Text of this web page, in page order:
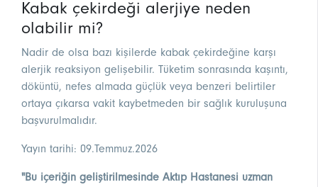
Kabak çekirdeği alerjiye neden
olabilir mi?
Nadir de olsa bazı kişilerde kabak çekirdeğine karşı
alerjik reaksiyon gelişebilir. Tüketim sonrasında kaşıntı,
döküntü, nefes almada güçlük veya benzeri belirtiler
ortaya çıkarsa vakit kaybetmeden bir sağlık kuruluşuna
başvurulmalıdır.
Yayın tarihi: 09.Temmuz.2026
"Bu içeriğin geliştirilmesinde Aktıp Hastanesi uzman